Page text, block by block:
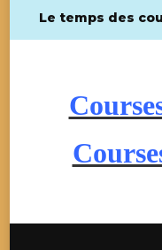
Le temps des